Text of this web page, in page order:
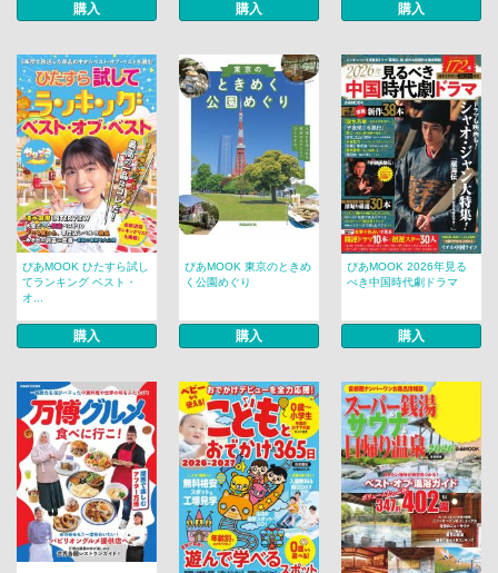
購入 購入 購入
ぴあMOOK ひたすら試し
てランキング ベスト・
オ...
購入
ぴあMOOK 東京のときめ
く公園めぐり
購入
ぴあMOOK 2026年見る
べき中国時代劇ドラマ
購入